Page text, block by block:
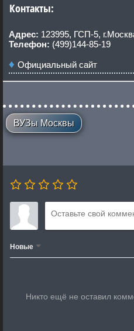
Контакты:
Адрес: 123995, ГСП-5,
Телефон: (499)144-85-19
Официальный сайт
ВУЗы Москвы
Новые
Никто ещё не оставил